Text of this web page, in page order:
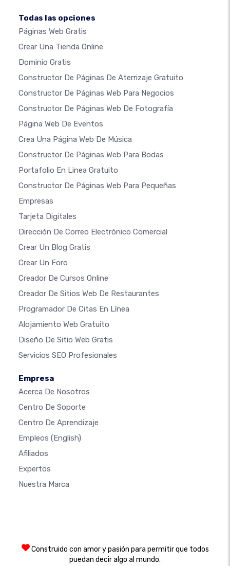
Todas las opciones
Páginas Web Gratis
Crear Una Tienda Online
Dominio Gratis
Constructor De Páginas De Aterrizaje Gratuito
Constructor De Páginas Web Para Negocios
Constructor De Páginas Web De Fotografía
Página Web De Eventos
Crea Una Página Web De Música
Constructor De Páginas Web Para Bodas
Portafolio En Linea Gratuito
Constructor De Páginas Web Para Pequeñas
Empresas
Tarjeta Digitales
Dirección De Correo Electrónico Comercial
Crear Un Blog Gratis
Crear Un Foro
Creador De Cursos Online
Creador De Sitios Web De Restaurantes
Programador De Citas En Línea
Alojamiento Web Gratuito
Diseño De Sitio Web Gratis
Servicios SEO Profesionales
Empresa
Acerca De Nosotros
Centro De Soporte
Centro De Aprendizaje
Empleos (English)
Afiliados
Expertos
Nuestra Marca
Construido con amor y pasión para permitir que todos
puedan decir algo al mundo.